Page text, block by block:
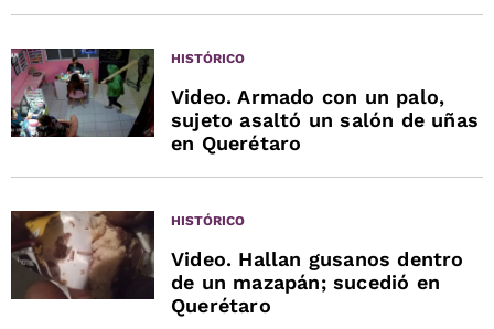
HISTÓRICO
Video. Armado con un palo,
sujeto asaltó un salón de uñas
en Querétaro
HISTÓRICO
Video. Hallan gusanos dentro
de un mazapán; sucedió en
Querétaro